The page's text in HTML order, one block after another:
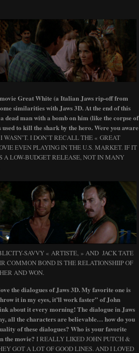
Great White (a Italian Jaws rip-off from
similarities with Jaws 3D. At the end of this
dead man with a bomb on him (like the corpse of
used to kill the shark by the hero. Were you aware
WASN’T. I DON’T RECALL THE « GREAT
EVEN PLAYING IN THE U.S. MARKET. IF IT
A LOW-BUDGET RELEASE, NOT IN MANY
SAVVY « ARTISTE, » AND JACK TATE
COMMON BOND IS THE RELATIONSHIIP OF
AND WON.
the dialogues of Jaws 3D. My favorite one is
it in my eyes, it’ll work faster” of John
about it every morning! The dialogue in Jaws
all the characters are believable… how do you
of these dialogues? Who is your favorite
the movie? I REALLY LIKED JOHN PUTCH &
GOT A LOT OF GOOD LINES. AND I LOVED